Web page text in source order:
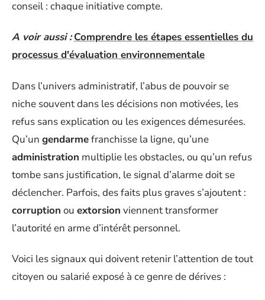
conseil : chaque initiative compte.
A voir aussi : Comprendre les étapes essentielles du
processus d'évaluation environnementale
Dans l’univers administratif, l’abus de pouvoir se
niche souvent dans les décisions non motivées, les
refus sans explication ou les exigences démesurées.
Qu’un gendarmefranchisse la ligne, qu’une
administration multiplie les obstacles, ou qu’un refus
tombe sans justification, le signal d’alarme doit se
déclencher. Parfois, des faits plus graves s’ajoutent :
corruption ou extorsion viennent transformer
l’autorité en arme d’intérêt personnel.
Voici les signaux qui doivent retenir l’attention de tout
citoyen ou salarié exposé à ce genre de dérives :